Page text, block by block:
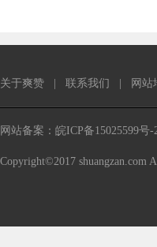
关于爽赞 联系我们 网站
网站备案：皖ICP备15025599号-
Copyright©2017 shuangzan.com